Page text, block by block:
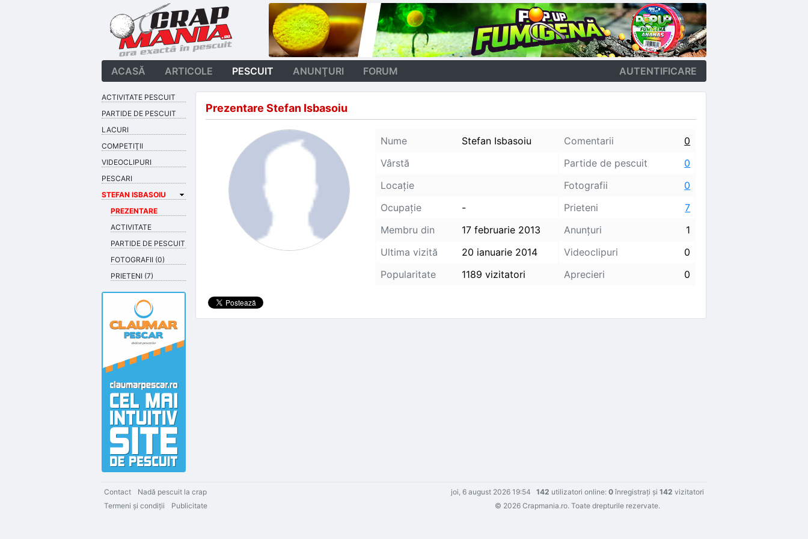
ACASĂ ARTICOLE PESCUIT ANUNŢURI FORUM AUTENTIFICARE
Prezentare Stefan Isbasoiu
Nume
Stefan Isbasoiu
Vârstă
Locaţie
Ocupaţie
-
Membru din
17 februarie 2013
Ultima vizită
20 ianuarie 2014
Popularitate
1189 vizitatori
Comentarii
0
Partide de pescuit
0
Fotografii
0
Prieteni
7
Anunţuri
1
Videoclipuri
0
Aprecieri
0
ACTIVITATE PESCUIT
PARTIDE DE PESCUIT
LACURI
COMPETIŢII
VIDEOCLIPURI
PESCARI
STEFAN ISBASOIU
PREZENTARE
ACTIVITATE
PARTIDE DE PESCUIT
FOTOGRAFII (0)
PRIETENI (7)
Contact
Nadă pescuit la crap
Termeni şi condiţii
Publicitate
joi, 6 august 2026 19:54 142 utilizatori online: 0 înregistraţi şi 142 vizitatori
© 2026 Crapmania.ro. Toate drepturile rezervate.